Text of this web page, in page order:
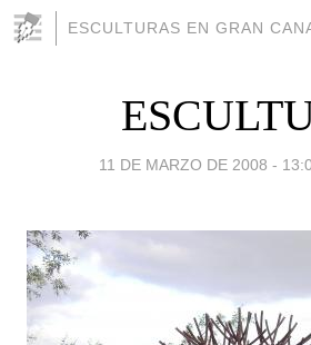
ESCULTURAS EN GRAN
11 DE MARZO DE 2008 -